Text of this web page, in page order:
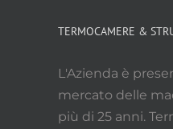
TERMOCAMERE &
L'Azienda è
mercato delle
più di 25 anni.